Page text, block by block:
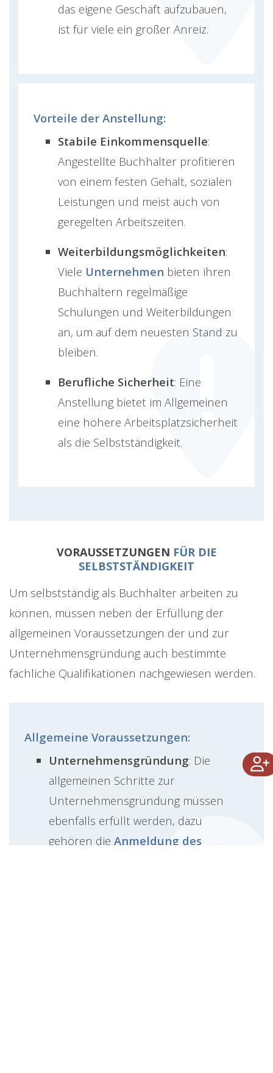
das eigene Geschäft aufzubauen,
ist für viele ein großer Anreiz.
Vorteile der Anstellung:
Stabile Einkommensquelle:
Angestellte Buchhalter profitieren
von einem festen Gehalt, sozialen
Leistungen und meist auch von
geregelten Arbeitszeiten.
Weiterbildungsmöglichkeiten:
Viele Unternehmen bieten ihren
Buchhaltern regelmäßige
Schulungen und Weiterbildungen
an, um auf dem neuesten Stand zu
bleiben.
Berufliche Sicherheit: Eine
Anstellung bietet im Allgemeinen
eine höhere Arbeitsplatzsicherheit
als die Selbstständigkeit.
VORAUSSETZUNGEN FÜR DIE
SELBSTSTÄNDIGKEIT
Um selbstständig als Buchhalter arbeiten zu
können, müssen neben der Erfüllung der
allgemeinen Voraussetzungen der und zur
Unternehmensgründung auch bestimmte
fachliche Qualifikationen nachgewiesen werden.
Allgemeine Voraussetzungen:
Unternehmensgründung: Die
allgemeinen Schritte zur
Unternehmensgründung müssen
ebenfalls erfüllt werden, dazu
gehören die Anmeldung des